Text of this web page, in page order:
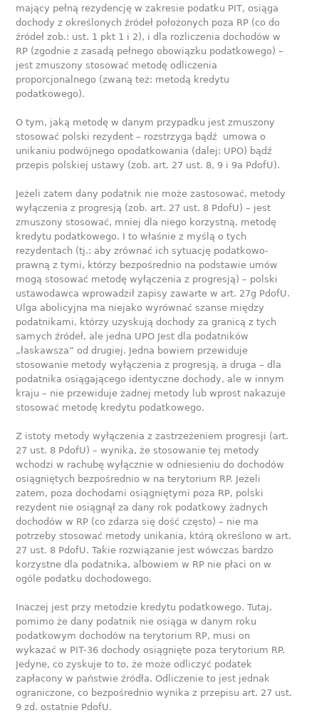
mający pełną rezydencję w zakresie podatku PIT, osiąga
dochody z określonych źródeł położonych poza RP (co do
źródeł zob.: ust. 1 pkt 1 i 2), i dla rozliczenia dochodów w
RP (zgodnie z zasadą pełnego obowiązku podatkowego) –
jest zmuszony stosować metodę odliczenia
proporcjonalnego (zwaną też: metodą kredytu
podatkowego).
O tym, jaką metodę w danym przypadku jest zmuszony
stosować polski rezydent – rozstrzyga bądź umowa o
unikaniu podwójnego opodatkowania (dalej: UPO) bądź
przepis polskiej ustawy (zob. art. 27 ust. 8, 9 i 9a PdofU).
Jeżeli zatem dany podatnik nie może zastosować, metody
wyłączenia z progresją (zob. art. 27 ust. 8 PdofU) – jest
zmuszony stosować, mniej dla niego korzystną, metodę
kredytu podatkowego. I to właśnie z myślą o tych
rezydentach (tj.: aby zrównać ich sytuację podatkowo-
prawną z tymi, którzy bezpośrednio na podstawie umów
mogą stosować metodę wyłączenia z progresją) – polski
ustawodawca wprowadził zapisy zawarte w art. 27g PdofU.
Ulga abolicyjna ma niejako wyrównać szanse między
podatnikami, którzy uzyskują dochody za granicą z tych
samych źródeł, ale jedna UPO Jest dla podatników
„łaskawsza” od drugiej. Jedna bowiem przewiduje
stosowanie metody wyłączenia z progresją, a druga – dla
podatnika osiągającego identyczne dochody, ale w innym
kraju – nie przewiduje żadnej metody lub wprost nakazuje
stosować metodę kredytu podatkowego.
Z istoty metody wyłączenia z zastrzeżeniem progresji (art.
27 ust. 8 PdofU) – wynika, że stosowanie tej metody
wchodzi w rachubę wyłącznie w odniesieniu do dochodów
osiągniętych bezpośrednio w na terytorium RP. Jeżeli
zatem, poza dochodami osiągniętymi poza RP, polski
rezydent nie osiągnął za dany rok podatkowy żadnych
dochodów w RP (co zdarza się dość często) – nie ma
potrzeby stosować metody unikania, którą określono w art.
27 ust. 8 PdofU. Takie rozwiązanie jest wówczas bardzo
korzystne dla podatnika, albowiem w RP nie płaci on w
ogóle podatku dochodowego.
Inaczej jest przy metodzie kredytu podatkowego. Tutaj,
pomimo że dany podatnik nie osiąga w danym roku
podatkowym dochodów na terytorium RP, musi on
wykazać w PIT-36 dochody osiągnięte poza terytorium RP.
Jedyne, co zyskuje to to, że może odliczyć podatek
zapłacony w państwie źródła. Odliczenie to jest jednak
ograniczone, co bezpośrednio wynika z przepisu art. 27 ust.
9 zd. ostatnie PdofU.